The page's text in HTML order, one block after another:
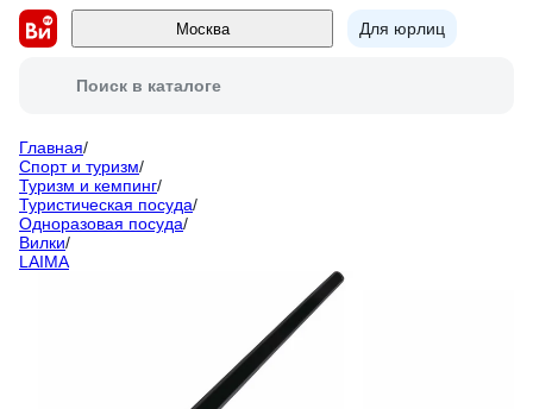
Москва Для юрлиц
Поиск в каталоге
Главная/
Спорт и туризм/
Туризм и кемпинг/
Туристическая посуда/
Одноразовая посуда/
Вилки/
LAIMA